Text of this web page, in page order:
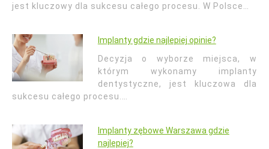
jest kluczowy dla sukcesu całego procesu. W Polsce…
Implanty gdzie najlepiej opinie?
Decyzja o wyborze miejsca, w
którym wykonamy implanty
dentystyczne, jest kluczowa dla
sukcesu całego procesu.…
Implanty zębowe Warszawa gdzie
najlepiej?